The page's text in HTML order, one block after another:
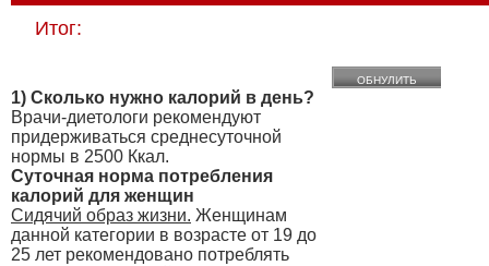
Итог:
ОБНУЛИТЬ
1) Сколько нужно калорий в день?
Врачи-диетологи рекомендуют
придерживаться среднесуточной
нормы в 2500 Ккал.
Суточная норма потребления
калорий для женщин
Сидячий образ жизни. Женщинам
данной категории в возрасте от 19 до
25 лет рекомендовано потреблять